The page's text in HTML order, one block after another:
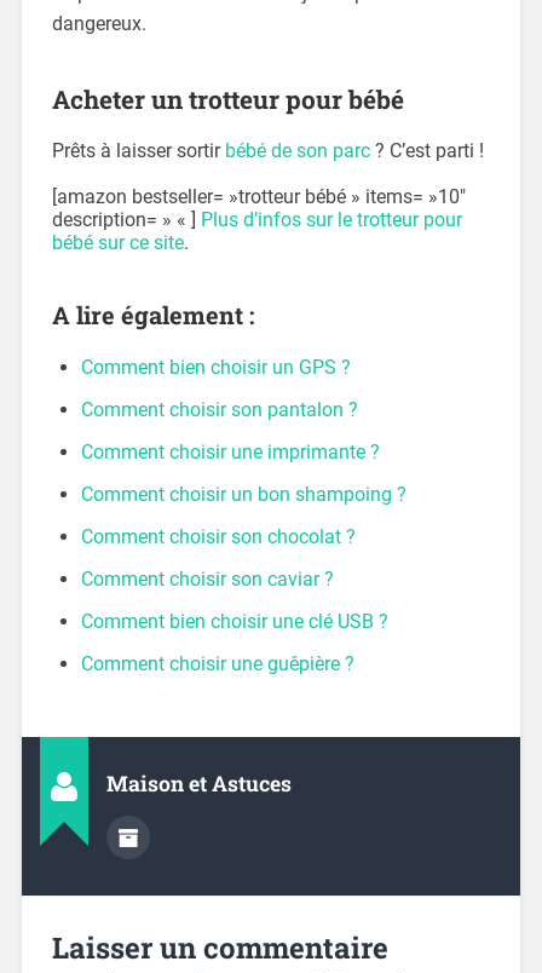
dangereux.
Acheter un trotteur pour bébé
Prêts à laisser sortir bébé de son parc? C’est parti !
[amazon bestseller= »trotteur bébé » items= »10″
description= » « ] Plus d’infos sur le trotteur pour
bébé sur ce site.
A lire également :
Comment bien choisir un GPS ?
Comment choisir son pantalon ?
Comment choisir une imprimante ?
Comment choisir un bon shampoing ?
Comment choisir son chocolat ?
Comment choisir son caviar ?
Comment bien choisir une clé USB ?
Comment choisir une guêpière ?
Maison et Astuces
Laisser un commentaire